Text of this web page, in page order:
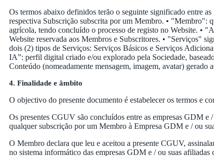
Os termos abaixo definidos terão o seguinte significado entre
respectiva Subscrição subscrita por um Membro. • "Membro":
agrícola, tendo concluído o processo de registo no Website. •
Website reservada aos Membros e Subscritores. • "Serviços"
dois (2) tipos de Serviços: Serviços Básicos e Serviços
IA”: perfil digital criado e/ou explorado pela Sociedade,
Conteúdo (nomeadamente mensagem, imagem, avatar)
4. Finalidade e âmbito
O objectivo do presente documento é estabelecer os termos e
Os presentes CGUV são concluídos entre as empresas GDM
qualquer subscrição por um Membro à Empresa GDM e / ou
O Membro declara que leu e aceitou a presente CGUV,
no sistema informático das empresas GDM e / ou suas